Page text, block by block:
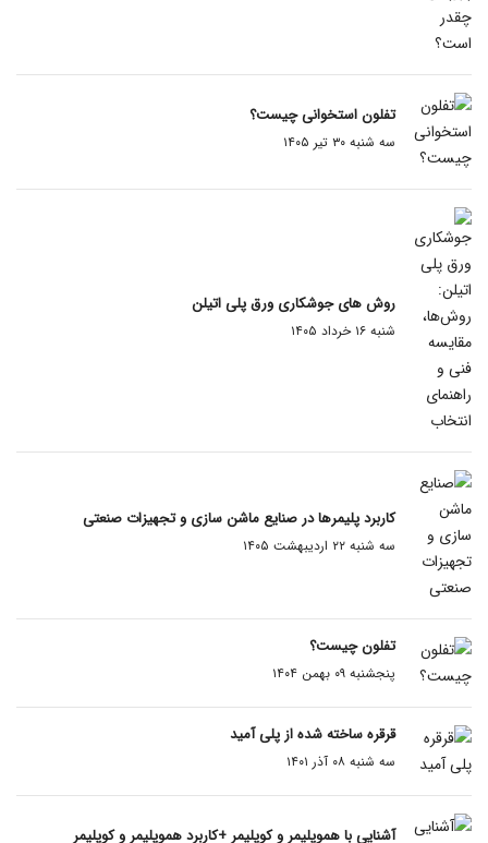
تفلون استخوانی چیست؟
سه شنبه ۳۰ تیر ۱۴۰۵
روش های جوشکاری ورق پلی اتیلن
شنبه ۱۶ خرداد ۱۴۰۵
کاربرد پلیمرها در صنایع ماشن سازی و تجهیزات صنعتی
سه شنبه ۲۲ اردیبهشت ۱۴۰۵
تفلون چیست؟
پنجشنبه ۰۹ بهمن ۱۴۰۴
قرقره ساخته شده از پلی آمید
سه شنبه ۰۸ آذر ۱۴۰۱
آشنایی با هموپلیمر و کوپلیمر +کاربرد هموپلیمر و کوپلیمر